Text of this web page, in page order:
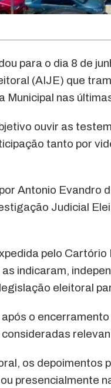
para o dia 8 de
(AIJE) que
Municipal nas
ouvir as
tanto por
Antonio Evandro
Judicial
pelo
indicaram,
eleitoral
o
os depoimentos
presencialmente